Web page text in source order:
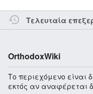
Τελευταία
OrthodoxWiki
Το περιεχόμενο είναι
εκτός αν αναφέρεται